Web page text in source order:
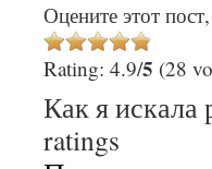
Оцените этот пост,
Rating: 4.9/5 (28
Как я искала
ratings